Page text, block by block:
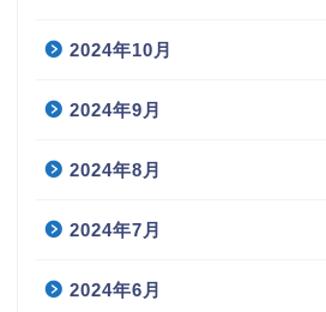
2024年10月
2024年9月
2024年8月
2024年7月
2024年6月